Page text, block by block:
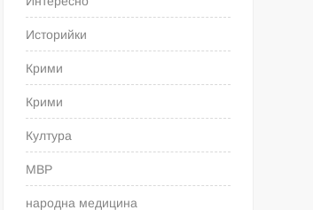
Историйки
Крими
Крими
Култура
МВР
народна медицина